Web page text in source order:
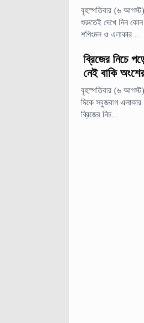
বৃহস্পতিবার (৬ আগস্ট)
শুরুতেই দেখে নিন কোন
শপিংমল ও এলাকার...
ব্রিজের নিচে
নেই বাকি
বৃহস্পতিবার (৬
দিকে সবুজবাগ এলাকার
ব্রিজের নিচ...